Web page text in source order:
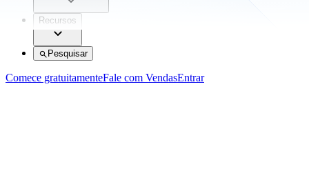
Recursos
Pesquisar
Comece gratuitamenteFale com VendasEntrar